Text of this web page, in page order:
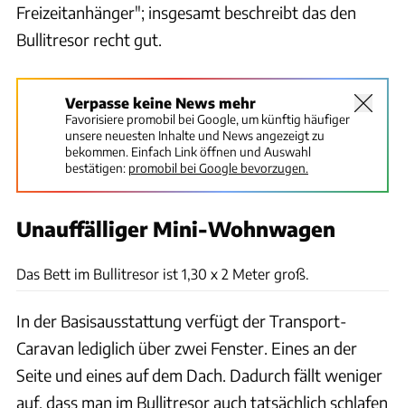
Freizeitanhänger"; insgesamt beschreibt das den
Bullitresor recht gut.
Verpasse keine News mehr
Favorisiere promobil bei Google, um künftig häufiger
unsere neuesten Inhalte und News angezeigt zu
bekommen. Einfach Link öffnen und Auswahl
bestätigen: promobil bei Google bevorzugen.
Unauffälliger Mini-WohnwagenSophia Pfisterer
Das Bett im Bullitresor ist 1,30 x 2 Meter groß.
In der Basisausstattung verfügt der Transport-
Caravan lediglich über zwei Fenster. Eines an der
Seite und eines auf dem Dach. Dadurch fällt weniger
auf, dass man im Bullitresor auch tatsächlich schlafen